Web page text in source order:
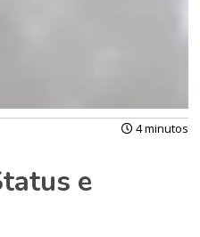
4 minutos
e